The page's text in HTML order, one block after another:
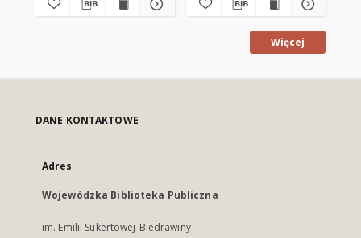
Więcej
DANE KONTAKTOWE
Adres
Wojewódzka Biblioteka Publiczna
im. Emilii Sukertowej-Biedrawiny